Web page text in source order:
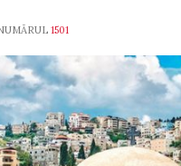
1501